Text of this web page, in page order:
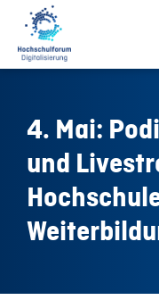
4. Mai:
und